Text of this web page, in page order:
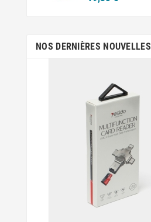
NOS DERNIÈRES NOUVELLES